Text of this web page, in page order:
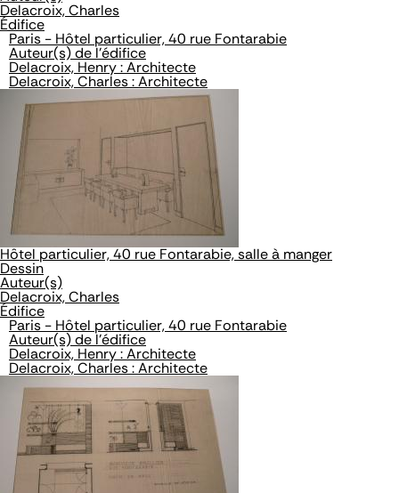
Delacroix, Charles
Édifice
Paris - Hôtel particulier, 40 rue Fontarabie
Auteur(s) de l'édifice
Delacroix, Henry : Architecte
Delacroix, Charles : Architecte
Hôtel particulier, 40 rue Fontarabie, salle à manger
Dessin
Auteur(s)
Delacroix, Charles
Édifice
Paris - Hôtel particulier, 40 rue Fontarabie
Auteur(s) de l'édifice
Delacroix, Henry : Architecte
Delacroix, Charles : Architecte